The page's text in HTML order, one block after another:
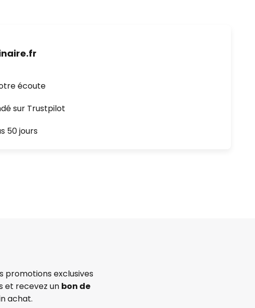
écoute
sur Trustpilot
50 jours
promotions exclusives
et recevez un bon de
achat.